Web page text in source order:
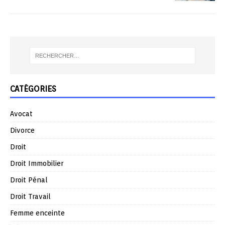
CATÉGORIES
Avocat
Divorce
Droit
Droit Immobilier
Droit Pénal
Droit Travail
Femme enceinte